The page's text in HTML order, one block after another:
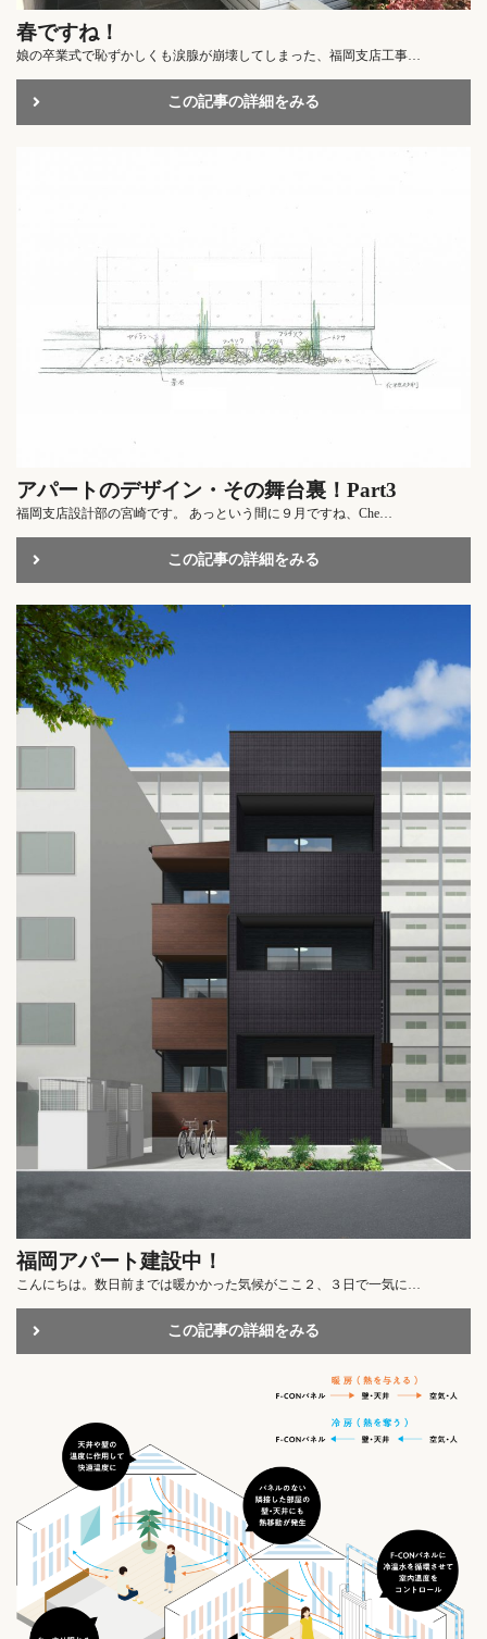
春ですね！
娘の卒業式で恥ずかしくも涙腺が崩壊してしまった、福岡支店工事…
この記事の詳細をみる
アパートのデザイン・その舞台裏！Part3
福岡支店設計部の宮崎です。 あっという間に９月ですね、Che…
この記事の詳細をみる
福岡アパート建設中！
こんにちは。数日前までは暖かかった気候がここ２、３日で一気に…
この記事の詳細をみる